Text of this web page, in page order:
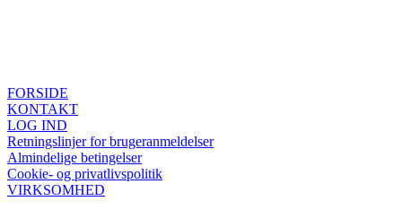
FORSIDE
KONTAKT
LOG IND
Retningslinjer for brugeranmeldelser
Almindelige betingelser
Cookie- og privatlivspolitik
VIRKSOMHED